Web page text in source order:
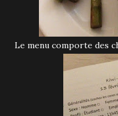
Le menu comporte des